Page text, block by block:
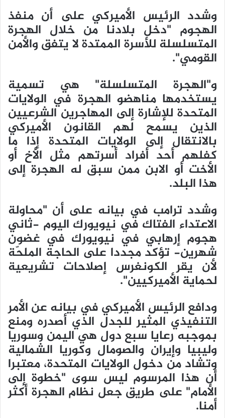
وشدد الرئيس الأميركي على أن منفذ
الهجوم "دخل بلادنا من خلال الهجرة
المتسلسلة للأسرة الممتدة لا يتفق والأمن
القومي".
و"الهجرة المتسلسلة" هي تسمية
يستخدمها مناهضو الهجرة في الولايات
المتحدة للإشارة إلى المهاجرين الشرعيين
الذين يسمح لهم القانون الأميركي
بالانتقال إلى الولايات المتحدة إذا ما
كفلهم أحد أفراد أسرتهم مثل الأخ أو
الأخت أو الابن ممن سبق له الهجرة إلى
هذا البلد.
وشدد ترامب في بيانه على أن "محاولة
الاعتداء الفتاك في نيويورك اليوم -ثاني
هجوم إرهابي في نيويورك في غضون
شهرين- تؤكد مجددا على الحاجة الملحّة
لأن يقر الكونغرس إصلاحات تشريعية
لحماية الأميركيين".
ودافع الرئيس الأميركي في بيانه عن الأمر
التنفيذي المثير للجدل الذي أصدره ومنع
بموجبه رعايا سبع دول هي اليمن وسوريا
وليبيا وإيران والصومال وكوريا الشمالية
وتشاد من دخول الولايات المتحدة، معتبرا
أن هذا المرسوم ليس سوى "خطوة إلى
الأمام" على طريق جعل نظام الهجرة أكثر
أمنا.